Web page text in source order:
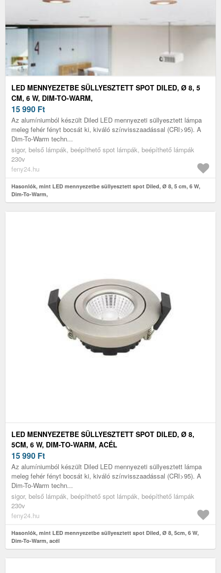
LED MENNYEZETBE SÜLLYESZTETT SPOT DILED, Ø 8, 5
CM, 6 W, DIM-TO-WARM,
15 990 Ft
Az alumíniumból készült Diled LED mennyezeti süllyesztett lámpa
meleg fehér fényt bocsát ki, kiváló színvisszaadással (CRI>95). A
Dim-To-Warm techn...
sigor, belső lámpák, beépíthető spot lámpák, beépíthető lámpák
230v
feny24.hu
Hasonlók, mint LED mennyezetbe süllyesztett spot Diled, Ø 8, 5 cm, 6 W,
Dim-To-Warm,
LED MENNYEZETBE SÜLLYESZTETT SPOT DILED, Ø 8,
5CM, 6 W, DIM-TO-WARM, ACÉL
15 990 Ft
Az alumíniumból készült Diled LED mennyezeti süllyesztett lámpa
meleg fehér fényt bocsát ki, kiváló színvisszaadással (CRI>95). A
Dim-To-Warm techn...
sigor, belső lámpák, beépíthető spot lámpák, beépíthető lámpák
230v
feny24.hu
Hasonlók, mint LED mennyezetbe süllyesztett spot Diled, Ø 8, 5cm, 6 W,
Dim-To-Warm, acél